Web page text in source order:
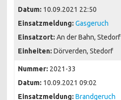
Datum: 10.09.2021 22:50
Einsatzmeldung: Gasgeruch
Einsatzort: An der Bahn, Stedorf
Einheiten: Dörverden, Stedorf
Nummer: 2021-33
Datum: 10.09.2021 09:02
Einsatzmeldung: Brandgeruch